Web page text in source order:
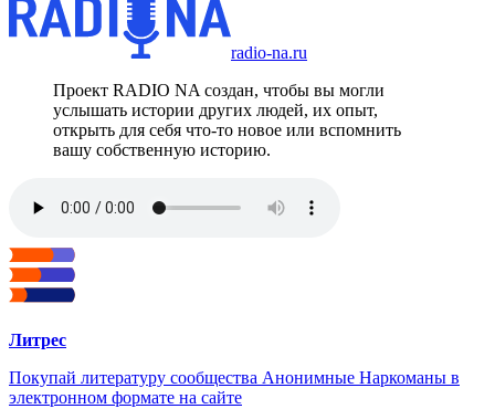
radio-na.ru
Проект RADIO NA создан, чтобы вы могли
услышать истории других людей, их опыт,
открыть для себя что-то новое или вспомнить
вашу собственную историю.
Литрес
Покупай литературу сообщества Анонимные Наркоманы в
электронном формате на сайте